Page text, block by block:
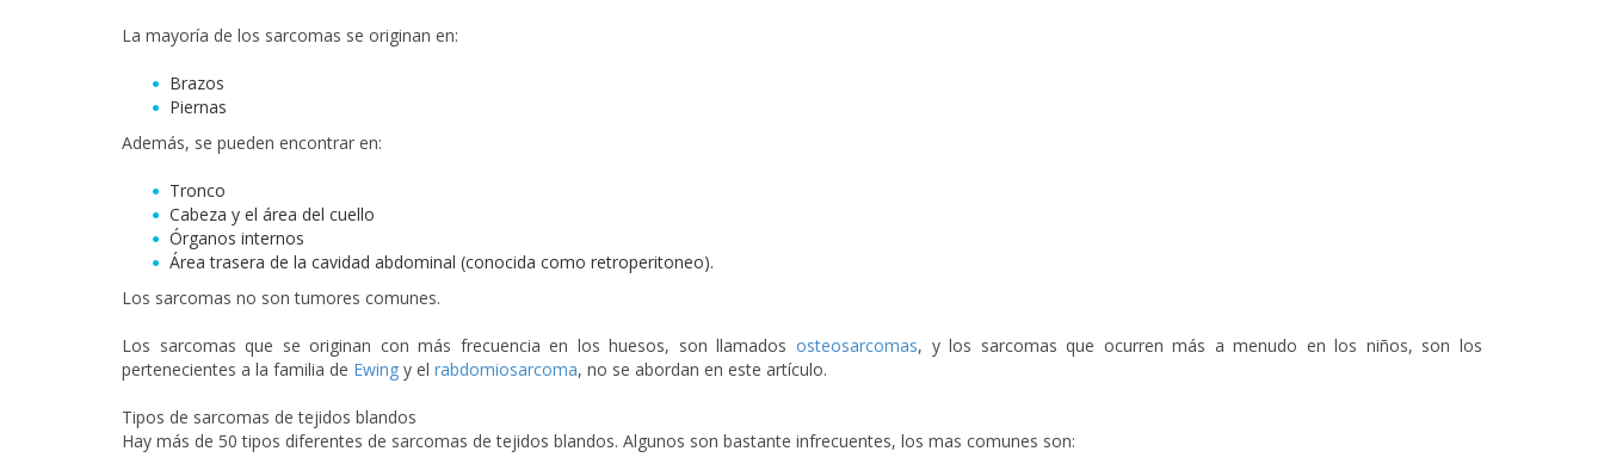
La mayoría de los sarcomas se originan en:
Brazos
Piernas
Además, se pueden encontrar en:
Tronco
Cabeza y el área del cuello
Órganos internos
Área trasera de la cavidad abdominal (conocida como retroperitoneo).
Los sarcomas no son tumores comunes.
Los sarcomas que se originan con más frecuencia en los huesos, son llamados osteosarcomas, y los sarcomas que ocurren más a menudo en los niños, son los
pertenecientes a la familia de Ewing y el rabdomiosarcoma, no se abordan en este artículo.
Tipos de sarcomas de tejidos blandos
Hay más de 50 tipos diferentes de sarcomas de tejidos blandos. Algunos son bastante infrecuentes, los mas comunes son: